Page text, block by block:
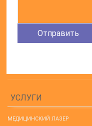
УСЛУГИ
МЕДИЦИНСКИЙ ЛАЗЕР